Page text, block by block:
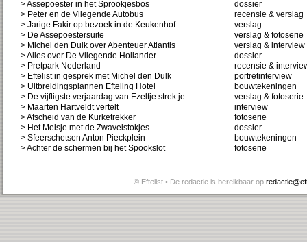
> Assepoester in het Sprookjesbos
dossier
> Peter en de Vliegende Autobus
recensie & verslag
> Jarige Fakir op bezoek in de Keukenhof
verslag
> De Assepoestersuite
verslag & fotoserie
> Michel den Dulk over Abenteuer Atlantis
verslag & interview
> Alles over De Vliegende Hollander
dossier
> Pretpark Nederland
recensie &
> Eftelist in gesprek met Michel den Dulk
portretinterview
> Uitbreidingsplannen Efteling Hotel
bouwtekeningen
> De vijftigste verjaardag van Ezeltje strek je
verslag & fotoserie
> Maarten Hartveldt vertelt
interview
> Afscheid van de Kurketrekker
fotoserie
> Het Meisje met de Zwavelstokjes
dossier
> Sfeerschetsen Anton Pieckplein
bouwtekeningen
> Achter de schermen bij het Spookslot
fotoserie
© Eftelist • De redactie is bereikbaar op